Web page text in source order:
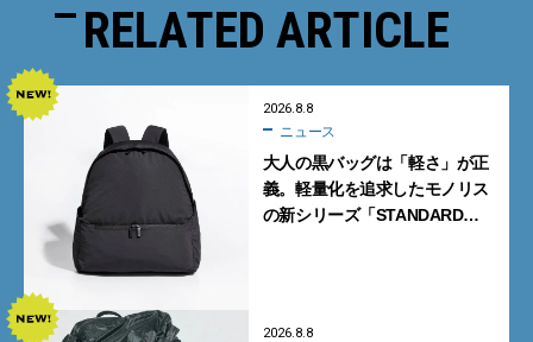
RELATED ARTICLE
2026.8.8
ニュース
大人の黒バッグは「軽さ」が正
義。軽量化を追求したモノリス
の新シリーズ「STANDARD
2026.8.8